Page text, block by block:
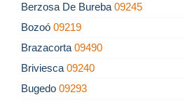
Berzosa De Bureba 09245
Bozoó 09219
Brazacorta 09490
Briviesca 09240
Bugedo 09293